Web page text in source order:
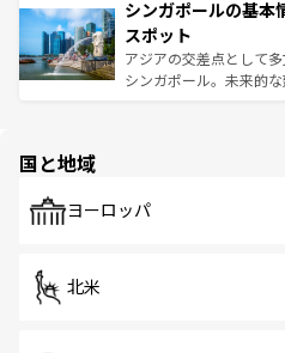
参照してほしい。
激する。気候は一年中
が待っている。親しみ
た文化、そして多様な
ける。 なお、新着の
み、どこを訪れても感
ており、効率よく見ど
うな絶景から文化的な
そう。 なお、新着の
シンガポールの基本
スポット
アジアの交差点として
シンガポール。未来的
で、ホーカーズは地元
国と地域
ヨーロッパ
北米